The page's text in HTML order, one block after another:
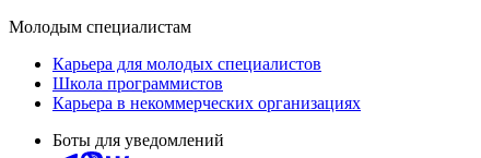
Молодым специалистам
Карьера для молодых специалистов
Школа программистов
Карьера в некоммерческих организациях
Боты для уведомлений